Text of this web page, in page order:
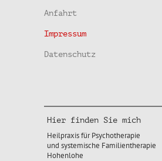
Anfahrt
Impressum
Datenschutz
Hier finden Sie mich
Heilpraxis für Psychotherapie
und systemische Familientherapie
Hohenlohe